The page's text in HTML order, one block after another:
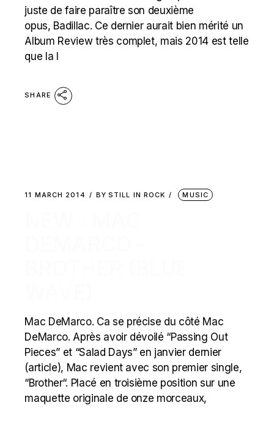
juste de faire paraître son deuxième
opus, Badillac. Ce dernier aurait bien mérité un
Album Review très complet, mais 2014 est telle
que la l
SHARE
11 MARCH 2014 BY STILL IN ROCK MUSIC
Mac DeMarco. Ca se précise du côté Mac
DeMarco. Après avoir dévoilé “Passing Out
Pieces” et “Salad Days” en janvier dernier
(article), Mac revient avec son premier single,
“Brother“. Placé en troisième position sur une
maquette originale de onze morceaux,